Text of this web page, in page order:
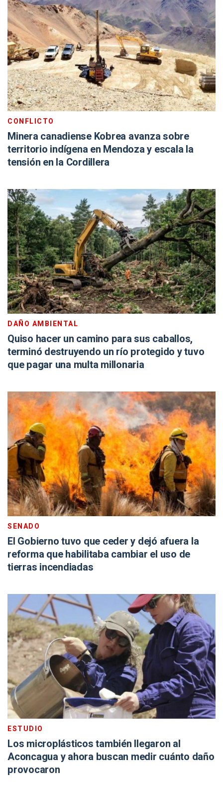
CONFLICTO
Minera canadiense Kobrea avanza sobre
territorio indígena en Mendoza y escala la
tensión en la Cordillera
DAÑO AMBIENTAL
Quiso hacer un camino para sus caballos,
terminó destruyendo un río protegido y tuvo
que pagar una multa millonaria
SENADO
El Gobierno tuvo que ceder y dejó afuera la
reforma que habilitaba cambiar el uso de
tierras incendiadas
ESTUDIO
Los microplásticos también llegaron al
Aconcagua y ahora buscan medir cuánto daño
provocaron